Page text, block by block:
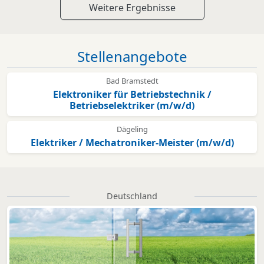
Weitere Ergebnisse
Stellenangebote
Bad Bramstedt
Elektroniker für Betriebstechnik /
Betriebselektriker (m/w/d)
Dägeling
Elektriker / Mechatroniker-Meister (m/w/d)
Deutschland